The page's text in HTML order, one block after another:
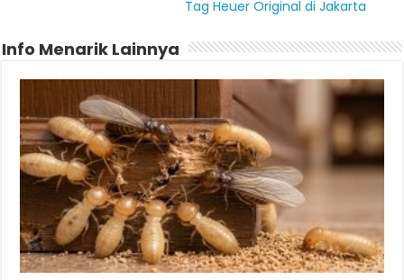
Tag Heuer Original di Jakarta
Info Menarik Lainnya